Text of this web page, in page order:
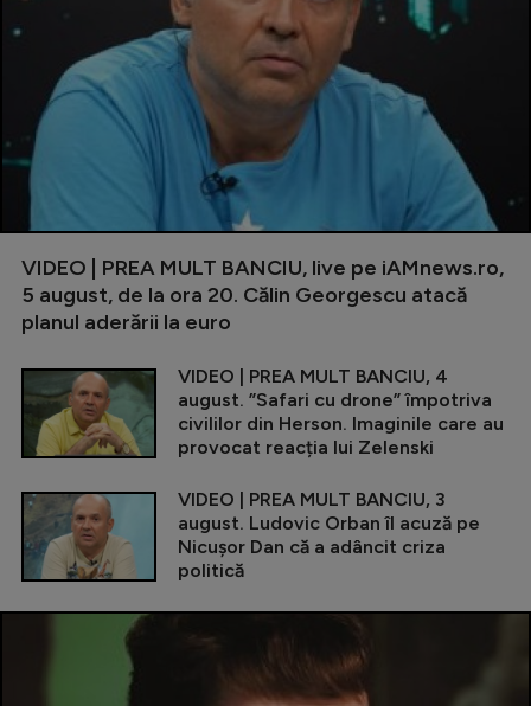
VIDEO | PREA MULT BANCIU, live pe iAMnews.ro,
5 august, de la ora 20. Călin Georgescu atacă
planul aderării la euro
VIDEO | PREA MULT BANCIU, 4
august. ”Safari cu drone” împotriva
civililor din Herson. Imaginile care au
provocat reacția lui Zelenski
VIDEO | PREA MULT BANCIU, 3
august. Ludovic Orban îl acuză pe
Nicușor Dan că a adâncit criza
politică